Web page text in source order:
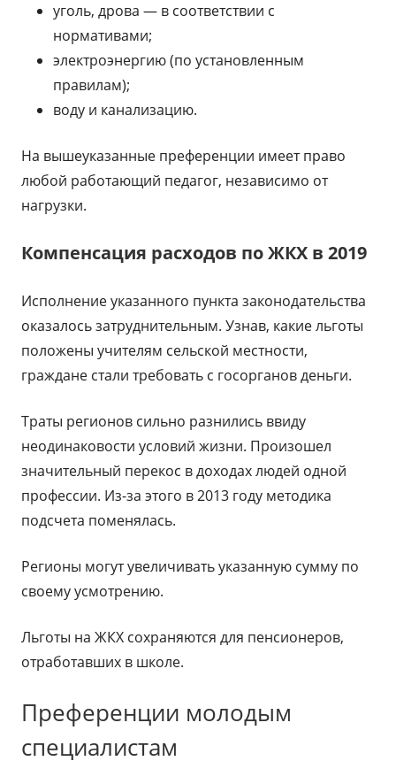
уголь, дрова — в соответствии с
нормативами;
электроэнергию (по установленным
правилам);
воду и канализацию.
На вышеуказанные преференции имеет право
любой работающий педагог, независимо от
нагрузки.
Компенсация расходов по ЖКХ в 2019
Исполнение указанного пункта законодательства
оказалось затруднительным. Узнав, какие льготы
положены учителям сельской местности,
граждане стали требовать с госорганов деньги.
Траты регионов сильно разнились ввиду
неодинаковости условий жизни. Произошел
значительный перекос в доходах людей одной
профессии. Из-за этого в 2013 году методика
подсчета поменялась.
Регионы могут увеличивать указанную сумму по
своему усмотрению.
Льготы на ЖКХ сохраняются для пенсионеров,
отработавших в школе.
Преференции молодым
специалистам